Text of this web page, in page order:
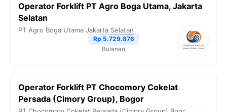
Operator Forklift PT Agro Boga Utama, Jakarta
Selatan
PT Agro Boga Utama Jakarta Selatan
Rp 5.729.876
Bulanan
Operator Forklift PT Chocomory Cokelat
Persada (Cimory Group), Bogor